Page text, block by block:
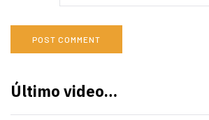
Último video…